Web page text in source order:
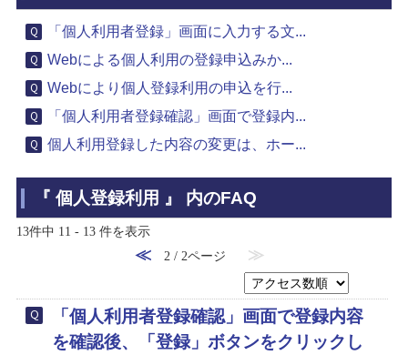
「個人利用者登録」画面に入力する文...
Webによる個人利用の登録申込みか...
Webにより個人登録利用の申込を行...
「個人利用者登録確認」画面で登録内...
個人利用登録した内容の変更は、ホー...
『 個人登録利用 』 内のFAQ
13件中 11 - 13 件を表示
≪ 2 / 2ページ ≫
「個人利用者登録確認」画面で登録内容
を確認後、「登録」ボタンをクリックし